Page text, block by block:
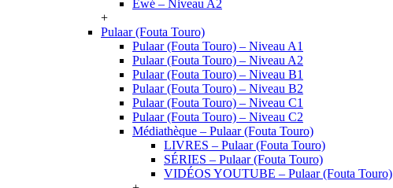
Ewé – Niveau A2
+
Pulaar (Fouta Touro)
Pulaar (Fouta Touro) – Niveau A1
Pulaar (Fouta Touro) – Niveau A2
Pulaar (Fouta Touro) – Niveau B1
Pulaar (Fouta Touro) – Niveau B2
Pulaar (Fouta Touro) – Niveau C1
Pulaar (Fouta Touro) – Niveau C2
Médiathèque – Pulaar (Fouta Touro)
LIVRES – Pulaar (Fouta Touro)
SÉRIES – Pulaar (Fouta Touro)
VIDÉOS YOUTUBE – Pulaar (Fouta Touro)